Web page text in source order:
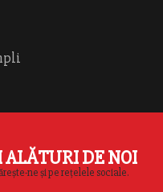
ALĂTURI DE NOI
ne și pe rețelele sociale.